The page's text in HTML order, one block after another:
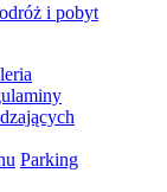
i pobyt
Parking